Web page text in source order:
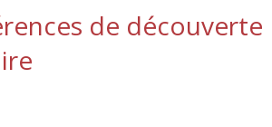
de découverte